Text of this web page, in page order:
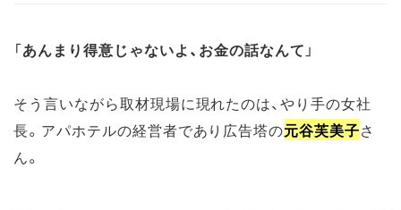
「あんまり得意じゃないよ、お金の話なんて 」
そう言いながら取材現場に現れたのは、やり手の女社
長。アパホテルの経営者であり広告塔の元谷芙美子さ
ん。